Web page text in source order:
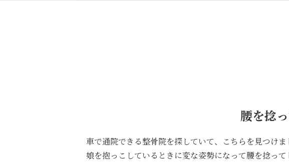
腰を捻
車で通院できる整骨院を探していて、こちらを見つけ
娘を抱っこしているときに変な姿勢になって腰を捻っ